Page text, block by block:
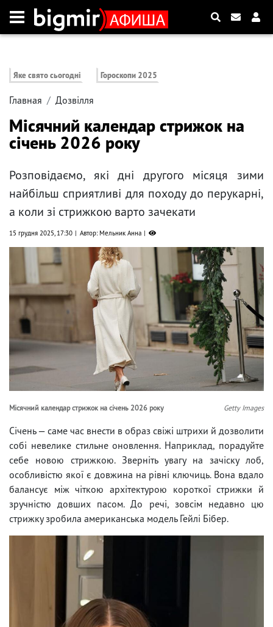
Яке свято сьогодні Гороскопи 2025
Главная Дозвілля
Місячний календар стрижок на
січень 2026 року
Розповідаємо, які дні другого місяця зими
найбільш сприятливі для походу до перукарні,
а коли зі стрижкою варто зачекати
15 грудня 2025, 17:30 Автор: Мельник Анна
Місячний календар стрижок на січень 2026 року Getty Images
Січень — саме час внести в образ свіжі штрихи й дозволити
собі невелике стильне оновлення. Наприклад, порадуйте
себе новою стрижкою. Зверніть увагу на зачіску лоб,
особливістю якої є довжина на рівні ключиць. Вона вдало
балансує між чіткою архітектурою короткої стрижки й
зручністю довших пасом. До речі, зовсім недавно цю
стрижку зробила американська модель Гейлі Бібер.